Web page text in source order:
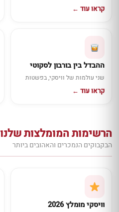
קראו עוד ←
ההבדל בין בורבון לסקוטי
שני עולמות של וויסקי, בפשטות
קראו עוד ←
הרשימות המומלצות שלנו
הבקבוקים הנמכרים והאהובים ביותר
וויסקי מומלץ 2026